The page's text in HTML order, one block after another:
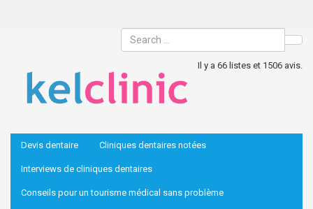
Il y a 66 listes et 1506 avis.
Devis dentaire Cliniques dentaires notées
Interviews de cliniques dentaires
Conseils pour un tourisme médical sans problème